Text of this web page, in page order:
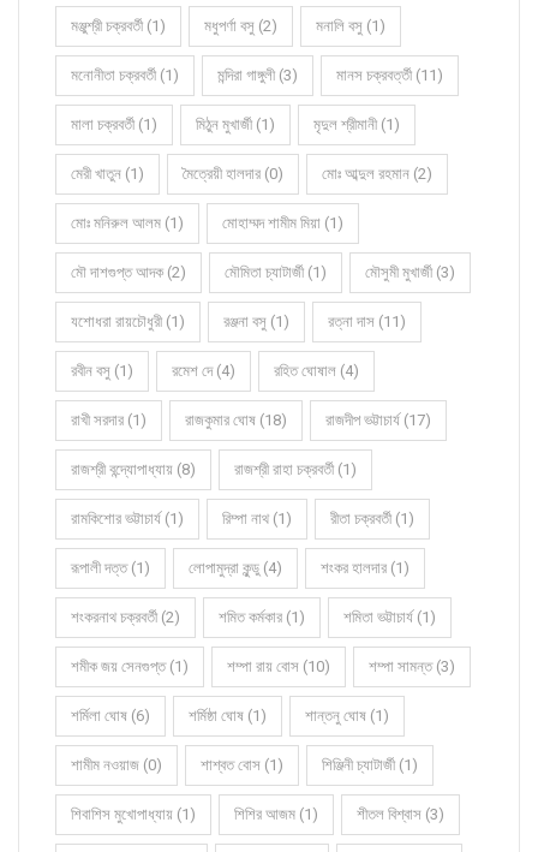
মঞ্জুশ্রী চক্রবর্তী (1) মধুপর্ণা বসু (2) মনালি বসু (1)
মনোনীতা চক্রবর্তী (1) মন্দিরা গাঙ্গুলী (3) মানস চক্রবর্ত্তী (11)
মালা চক্রবর্তী (1) মিঠুন মুখার্জী (1) মৃদুল শ্রীমানী (1)
মেরী খাতুন (1) মৈত্রেয়ী হালদার (0) মোঃ আব্দুল রহমান (2)
মোঃ মনিরুল আলম (1) মোহাম্মদ শামীম মিয়া (1)
মৌ দাশগুপ্ত আদক (2) মৌমিতা চ্যাটার্জী (1) মৌসুমী মুখার্জী (3)
যশোধরা রায়চৌধুরী (1) রঞ্জনা বসু (1) রত্না দাস (11)
রবীন বসু (1) রমেশ দে (4) রহিত ঘোষাল (4)
রাখী সরদার (1) রাজকুমার ঘোষ (18) রাজদীপ ভট্টাচার্য (17)
রাজশ্রী বন্দ্যোপাধ্যায় (8) রাজশ্রী রাহা চক্রবর্তী (1)
রামকিশোর ভট্টাচার্য (1) রিম্পা নাথ (1) রীতা চক্রবর্তী (1)
রূপালী দত্ত (1) লোপামুদ্রা কুন্ডু (4) শংকর হালদার (1)
শংকরনাথ চক্রবর্তী (2) শমিত কর্মকার (1) শমিতা ভট্টাচার্য (1)
শমীক জয় সেনগুপ্ত (1) শম্পা রায় বোস (10) শম্পা সামন্ত (3)
শর্মিলা ঘোষ (6) শর্মিষ্ঠা ঘোষ (1) শান্তনু ঘোষ (1)
শামীম নওয়াজ (0) শাশ্বত বোস (1) শিঞ্জিনী চ্যাটার্জী (1)
শিবাশিস মুখোপাধ্যায় (1) শিশির আজম (1) শীতল বিশ্বাস (3)